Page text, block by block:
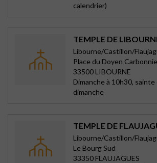
calendrier)
TEMPLE DE
Libourne/Castillon/
Place du Doyen
33500 LIBOURNE
Dimanche à 10h30,
dimanche
TEMPLE DE
Libourne/Castillon/
Le Bourg Sud
33350 FLAUJAGUES